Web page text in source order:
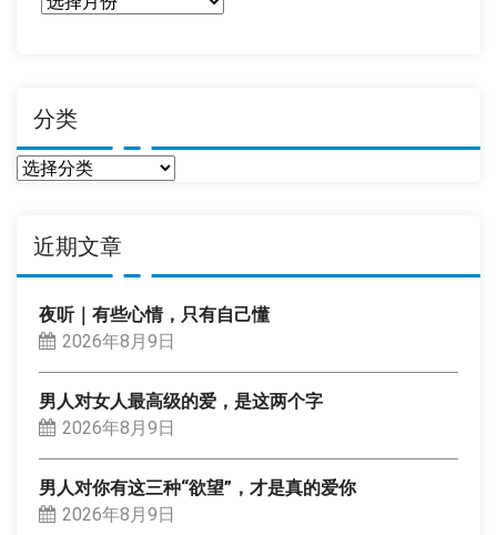
分类
分
近期文章
夜听｜有些心情，只有自己懂
2026年8月9日
男人对女人最高级的爱，是这两个字
2026年8月9日
男人对你有这三种“欲望”，才是真的爱你
2026年8月9日